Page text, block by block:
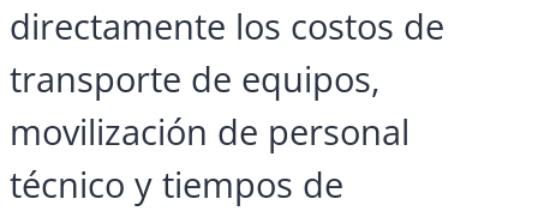
directamente los costos de
transporte de equipos,
movilización de personal
técnico y tiempos de